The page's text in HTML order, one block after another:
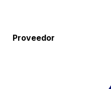
Proveedor